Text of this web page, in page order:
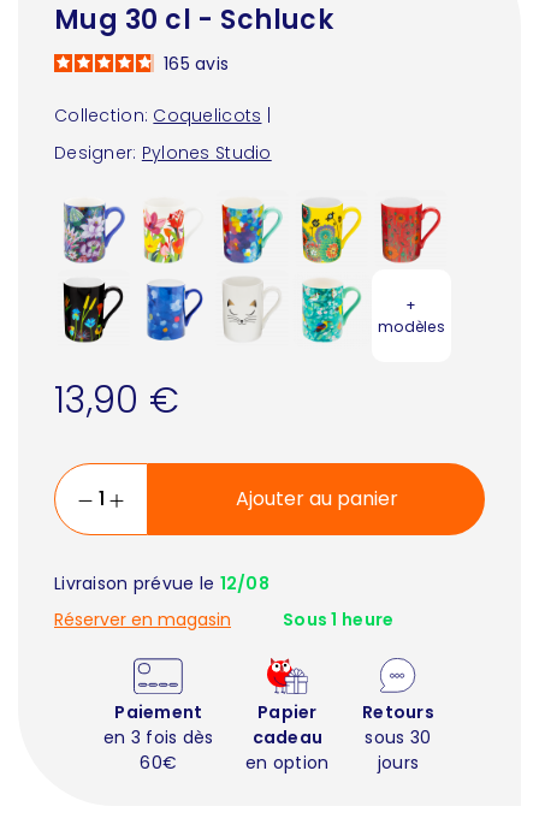
Mug 30 cl - Schluck
Collection: Coquelicots
Designer: Pylones Studio
165avis
+
modèles
13,90 €
Ajouter au panier
Livraison prévue le 12/08
Réserver en magasin
Sous 1 heure
Paiement
en 3 fois dès
60€
Papier
cadeau
en option
Retours
sous 30
jours